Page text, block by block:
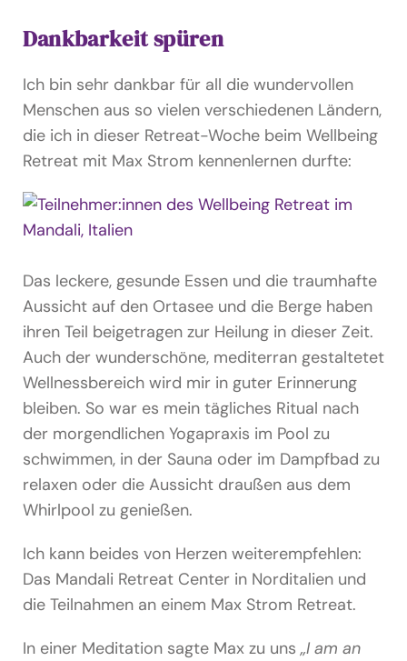
Dankbarkeit spüren
Ich bin sehr dankbar für all die wundervollen
Menschen aus so vielen verschiedenen Ländern,
die ich in dieser Retreat-Woche beim Wellbeing
Retreat mit Max Strom kennenlernen durfte:
Das leckere, gesunde Essen und die traumhafte
Aussicht auf den Ortasee und die Berge haben
ihren Teil beigetragen zur Heilung in dieser Zeit.
Auch der wunderschöne, mediterran gestaltetet
Wellnessbereich wird mir in guter Erinnerung
bleiben. So war es mein tägliches Ritual nach
der morgendlichen Yogapraxis im Pool zu
schwimmen, in der Sauna oder im Dampfbad zu
relaxen oder die Aussicht draußen aus dem
Whirlpool zu genießen.
Ich kann beides von Herzen weiterempfehlen:
Das Mandali Retreat Center in Norditalien und
die Teilnahmen an einem Max Strom Retreat.
In einer Meditation sagte Max zu uns„I am an